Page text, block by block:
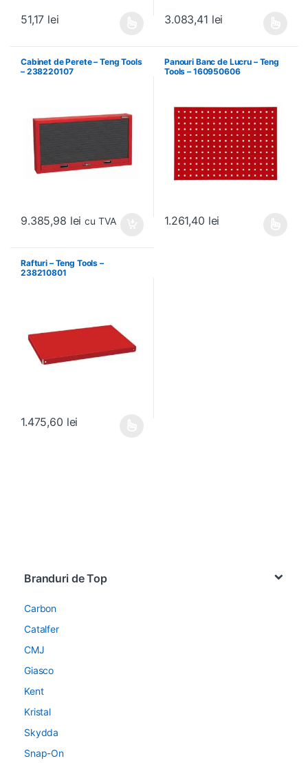
51,17 lei 3.083,41 lei
Cabinet de Perete – Teng Tools
– 238220107
9.385,98 lei cu TVA
Panouri Banc de Lucru – Teng
Tools – 160950606
1.261,40 lei
Rafturi – Teng Tools –
238210801
1.475,60 lei
Branduri de Top
Carbon
Catalfer
CMJ
Giasco
Kent
Kristal
Skydda
Snap-On